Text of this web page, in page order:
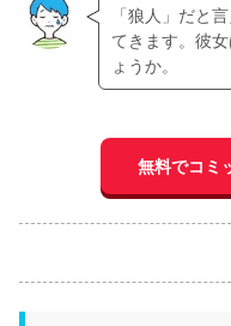
「狼人」だと
てきます。彼
ょうか。
無料でコミ